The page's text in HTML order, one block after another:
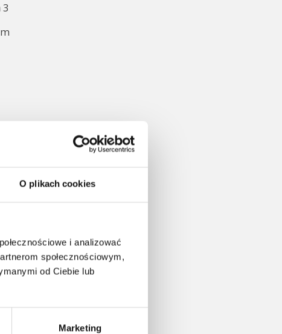
O plikach cookies
i analizować
społecznościowym,
od Ciebie lub
Marketing